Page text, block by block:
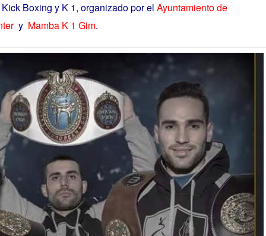
Boxing y K 1, organizado por el Ayuntamiento de
y Mamba K 1 Gim.